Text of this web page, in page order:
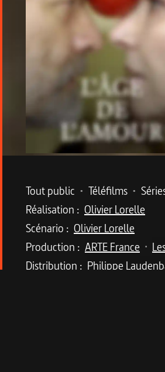
Metadata du
Tout public • Téléfilms •
Réalisation : Olivier Lorelle
Scénario : Olivier Lorelle
Production : ARTE France •
Distribution : Philippe